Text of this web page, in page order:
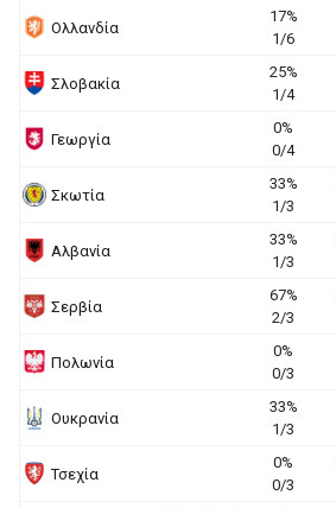
Ολλανδία
17%
1/6
Σλοβακία
25%
1/4
Γεωργία
0%
0/4
Σκωτία
33%
1/3
Αλβανία
33%
1/3
Σερβία
67%
2/3
Πολωνία
0%
0/3
Ουκρανία
33%
1/3
Τσεχία
0%
0/3